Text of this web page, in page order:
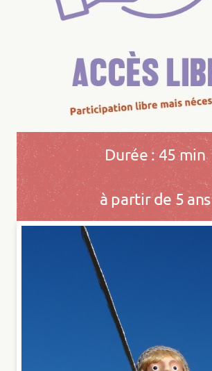
Durée : 45 min
à partir de 5 ans